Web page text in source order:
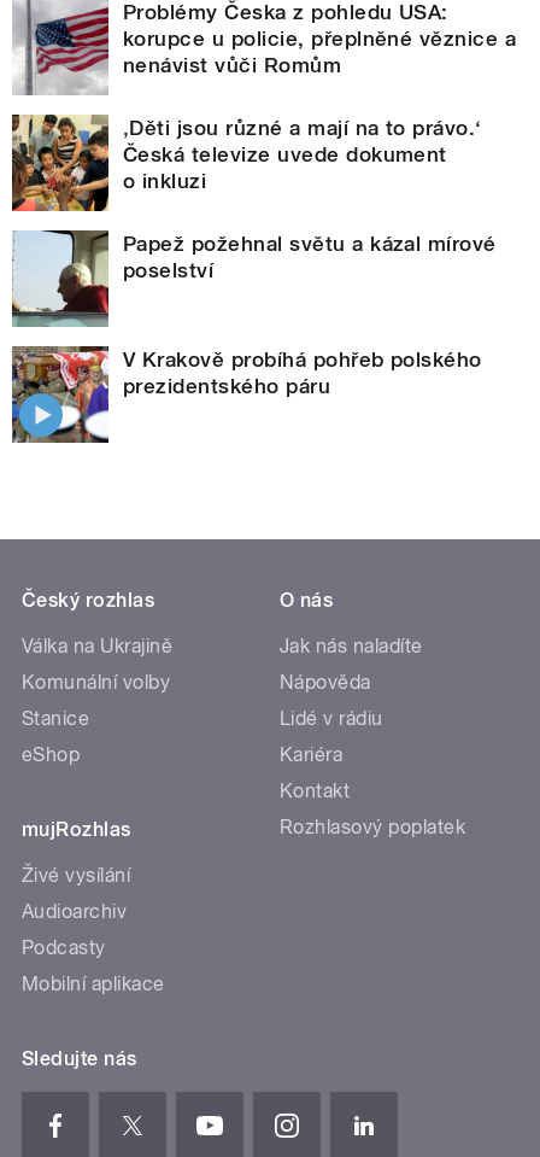
Problémy Česka z pohledu USA:
korupce u policie, přeplněné věznice a
nenávist vůči Romům
‚Děti jsou různé a mají na to právo.‘
Česká televize uvede dokument
o inkluzi
Papež požehnal světu a kázal mírové
poselství
V Krakově probíhá pohřeb polského
prezidentského páru
Český rozhlas
Válka na Ukrajině
Komunální volby
Stanice
eShop
mujRozhlas
Živé vysílání
Audioarchiv
Podcasty
Mobilní aplikace
O nás
Jak nás naladíte
Nápověda
Lidé v rádiu
Kariéra
Kontakt
Rozhlasový poplatek
Sledujte nás